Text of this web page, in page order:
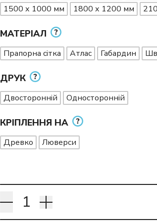
1500 х 1000 мм
1800 х 1200 мм
МАТЕРІАЛ
Прапорна сітка Атлас Габардин
ДРУК
Двосторонній Односторонній
КРІПЛЕННЯ НА
Древко Люверси